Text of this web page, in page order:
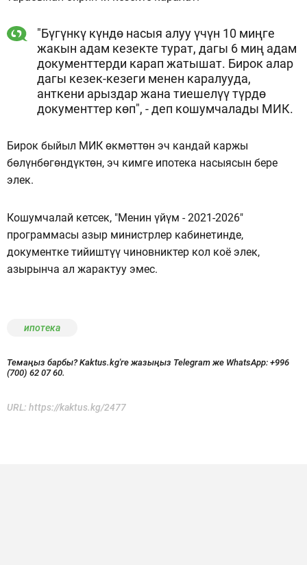
"Бүгүнкү күндө насыя алуу үчүн 10 миңге
жакын адам кезекте турат, дагы 6 миң адам
документтерди карап жатышат. Бирок алар
дагы кезек-кезеги менен каралууда,
анткени арыздар жана тиешелүү түрдө
документтер көп", - деп кошумчалады МИК.
Бирок быйыл МИК өкмөттөн эч кандай каржы
бөлүнбөгөндүктөн, эч кимге ипотека насыясын бере
элек.
Кошумчалай кетсек, "Менин үйүм - 2021-2026"
программасы азыр министрлер кабинетинде,
документке тийиштүү чиновниктер кол коё элек,
азырынча ал жарактуу эмес.
ипотека
Темаңыз барбы? Kaktus.kg'ге жазыңыз Telegram же WhatsApp: +996
(700) 62 07 60.
URL: https://kaktus.kg/2477